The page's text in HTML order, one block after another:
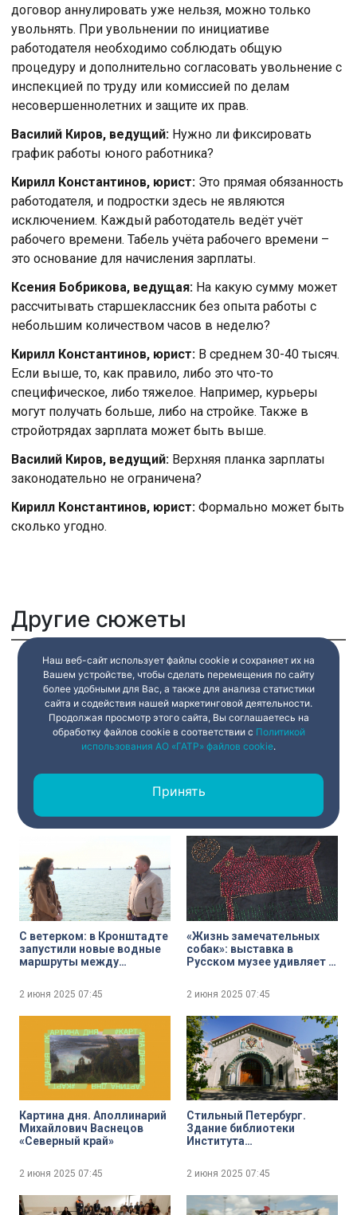
договор аннулировать уже нельзя, можно только
увольнять. При увольнении по инициативе
работодателя необходимо соблюдать общую
процедуру и дополнительно согласовать увольнение с
инспекцией по труду или комиссией по делам
несовершеннолетних и защите их прав.
Василий Киров, ведущий: Нужно ли фиксировать
график работы юного работника?
Кирилл Константинов, юрист: Это прямая обязанность
работодателя, и подростки здесь не являются
исключением. Каждый работодатель ведёт учёт
рабочего времени. Табель учёта рабочего времени –
это основание для начисления зарплаты.
Ксения Бобрикова, ведущая: На какую сумму может
рассчитывать старшеклассник без опыта работы с
небольшим количеством часов в неделю?
Кирилл Константинов, юрист: В среднем 30-40 тысяч.
Если выше, то, как правило, либо это что-то
специфическое, либо тяжелое. Например, курьеры
могут получать больше, либо на стройке. Также в
стройотрядах зарплата может быть выше.
Василий Киров, ведущий: Верхняя планка зарплаты
законодательно не ограничена?
Кирилл Константинов, юрист: Формально может быть
сколько угодно.
Другие сюжеты
открыли после
капитального ремонта —
на четыре месяца раньше
срока
2 июня 202507:45
Кронштадте открыли вход
«Петровского дока»
2 июня 202507:45
С ветерком: в Кронштадте
запустили новые водные
маршруты между
«Зимней пристанью»
2 июня 2025 07:45
«Жизнь замечательных
собак»: выставка в
Русском музее удивляет и
2 июня 2025 07:45
Картина дня. Аполлинарий
Михайлович Васнецов
«Северный край»
2 июня 2025 07:45
Стильный Петербург.
Здание библиотеки
Института
2 июня 2025 07:45
Наш веб-сайт использует файлы cookie и сохраняет их на
Вашем устройстве, чтобы сделать перемещения по сайту
более удобными для Вас, а также для анализа статистики
сайта и содействия нашей маркетинговой деятельности.
Продолжая просмотр этого сайта, Вы соглашаетесь на
обработку файлов cookie в соответствии с Политикой
использования АО «ГАТР» файлов cookie.
Принять